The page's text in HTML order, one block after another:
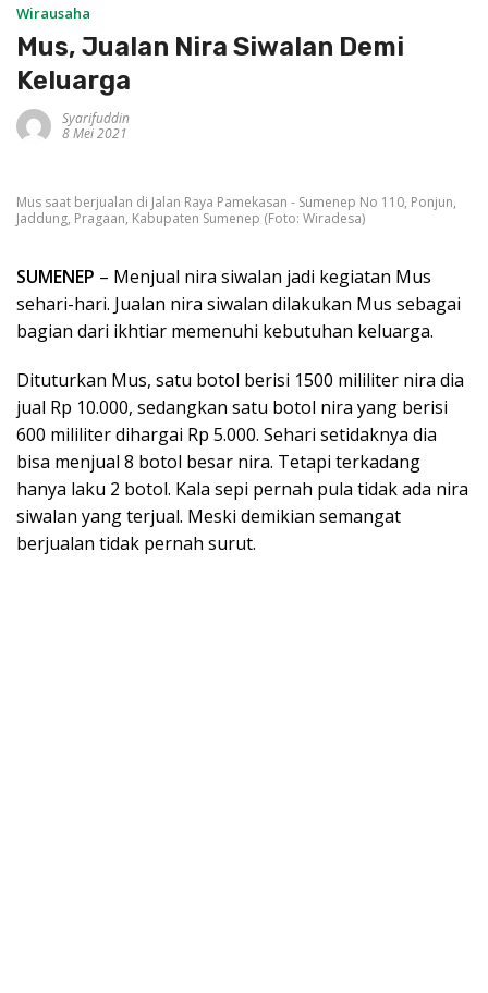
Wirausaha
Mus, Jualan Nira Siwalan Demi
Keluarga
Syarifuddin
8 Mei 2021
Mus saat berjualan di Jalan Raya Pamekasan - Sumenep No 110, Ponjun,
Jaddung, Pragaan, Kabupaten Sumenep (Foto: Wiradesa)
SUMENEP – Menjual nira siwalan jadi kegiatan Mus
sehari-hari. Jualan nira siwalan dilakukan Mus sebagai
bagian dari ikhtiar memenuhi kebutuhan keluarga.
Dituturkan Mus, satu botol berisi 1500 mililiter nira dia
jual Rp 10.000, sedangkan satu botol nira yang berisi
600 mililiter dihargai Rp 5.000. Sehari setidaknya dia
bisa menjual 8 botol besar nira. Tetapi terkadang
hanya laku 2 botol. Kala sepi pernah pula tidak ada nira
siwalan yang terjual. Meski demikian semangat
berjualan tidak pernah surut.